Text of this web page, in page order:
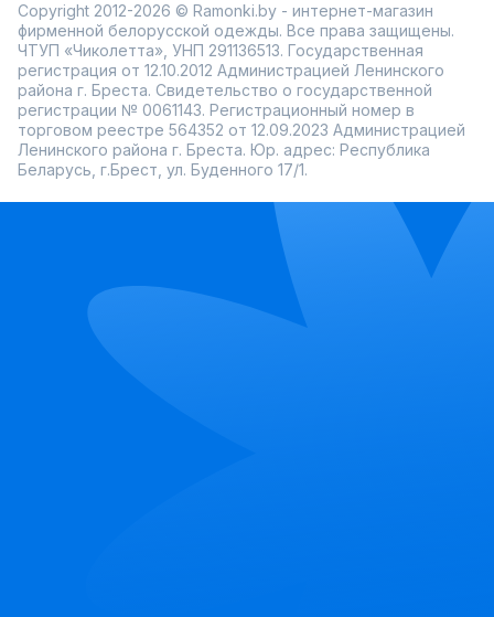
Copyright 2012-2026 © Ramonki.by - интернет-магазин
фирменной белорусской одежды. Все права защищены.
ЧТУП «Чиколетта», УНП 291136513. Государственная
регистрация от 12.10.2012 Администрацией Ленинского
района г. Бреста. Свидетельство о государственной
регистрации № 0061143. Регистрационный номер в
торговом реестре 564352 от 12.09.2023 Администрацией
Ленинского района г. Бреста. Юр. адрес: Республика
Беларусь, г.Брест, ул. Буденного 17/1.